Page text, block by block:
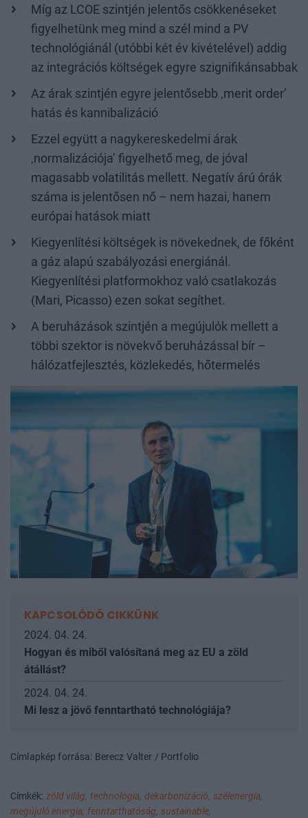
Míg az LCOE szintjén jelentős csökkenéseket
figyelhetünk meg mind a szél mind a PV
technológiánál (utóbbi két év kivételével) addig
az integrációs költségek egyre szignifikánsabbak
Az árak szintjén egyre jelentősebb ‚merit order’
hatás és kannibalizáció
Ezzel együtt a nagykereskedelmi árak
‚normalizációja’ figyelhető meg, de jóval
magasabb volatilitás mellett. Negatív árú órák
száma is jelentősen nő – nem hazai, hanem
európai hatások miatt
Kiegyenlítési költségek is növekednek, de főként
a gáz alapú szabályozási energiánál.
Kiegyenlítési platformokhoz való csatlakozás
(Mari, Picasso) ezen sokat segíthet.
A beruházások szintjén a megújulók mellett a
többi szektor is növekvő beruházással bír –
hálózatfejlesztés, közlekedés, hőtermelés
KAPCSOLÓDÓ CIKKÜNK
2024. 04. 24.
Hogyan és miből valósítaná meg az EU a zöld
átállást?
2024. 04. 24.
Mi lesz a jövő fenntartható technológiája?
Címlapkép forrása: Berecz Valter / Portfolio
Címkék: zöld világ, technológia, dekarbonizáció, szélenergia,
megújuló energia, fenntarthatóság, sustainable,